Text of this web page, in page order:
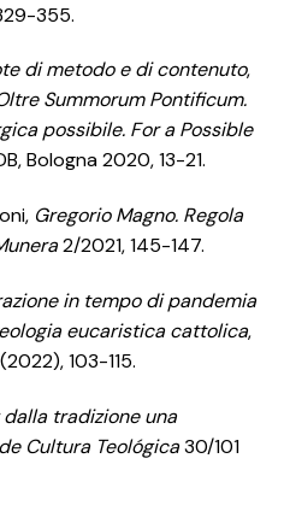
355.
di metodo e di contenuto,
Summorum Pontificum.
possibile. For a Possible
Bologna 2020, 13-21.
Gregorio Magno. Regola
2/2021, 145-147.
in tempo di pandemia
eucaristica cattolica,
103-115.
tradizione una
Cultura Teológica30/101